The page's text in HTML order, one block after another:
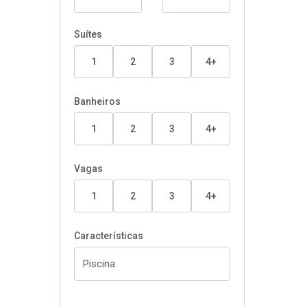
Suítes
1 2 3 4+
Banheiros
1 2 3 4+
Vagas
1 2 3 4+
Características